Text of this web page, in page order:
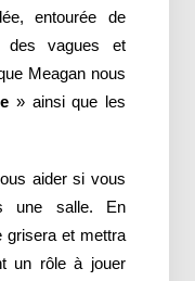
entourée de
des vagues et
Meagan nous
» ainsi que les
aider si vous
une salle. En
grisera et mettra
un rôle à jouer